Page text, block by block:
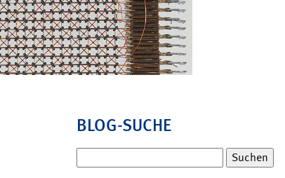
BLOG-SUCHE
nach: